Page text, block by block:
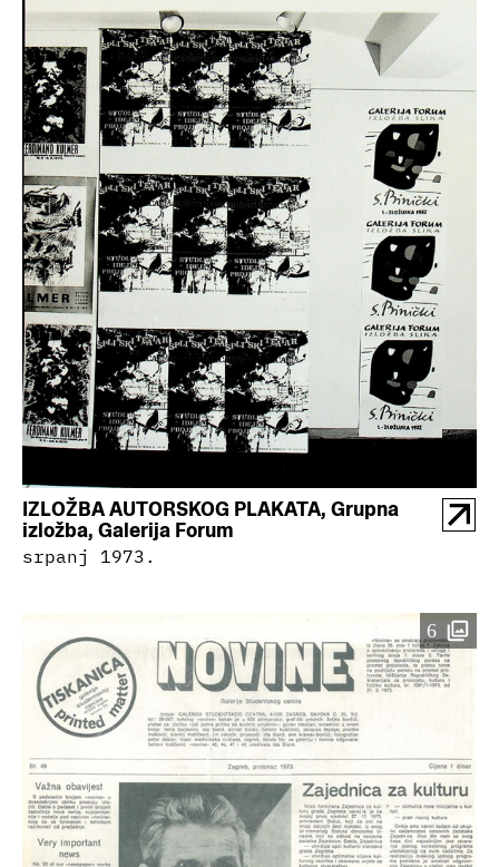
IZLOŽBA AUTORSKOG PLAKATA, Grupna
izložba, Galerija Forum
srpanj 1973.
6